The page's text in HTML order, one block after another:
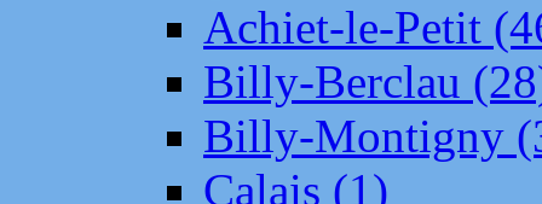
Achiet-le-Petit
Billy-Berclau
Billy-Montigny
Calais (1)